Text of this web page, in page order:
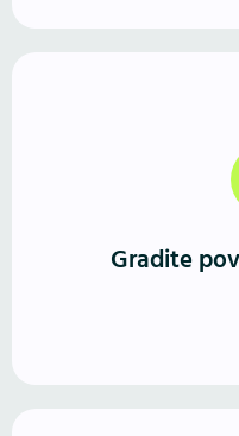
Gradite
komunicira ko